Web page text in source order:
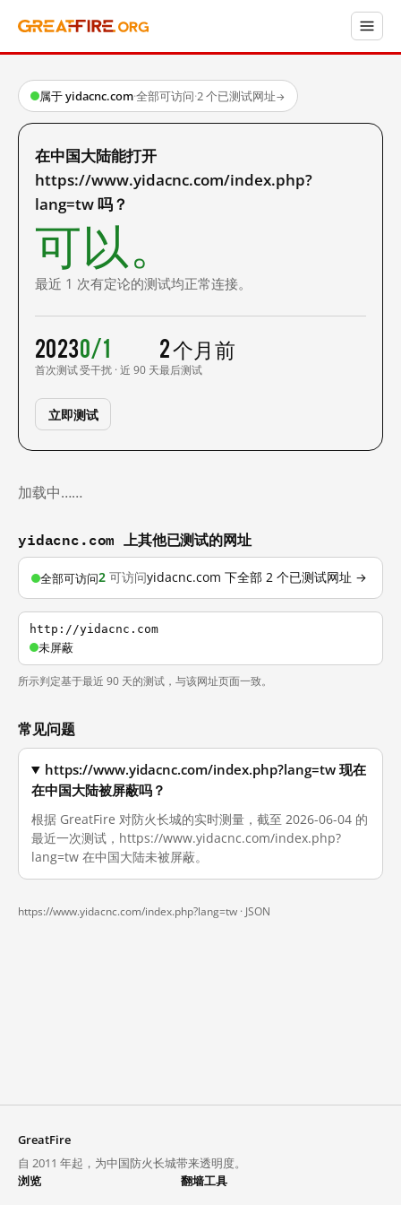
属于 yidacnc.com·全部可访问·2 个已测试网址→
在中国大陆能打开
https://www.yidacnc.com/index.php?
lang=tw 吗？
可以。
最近 1 次有定论的测试均正常连接。
2023
首次测试
0/1
受干扰 · 近 90 天
2 个月前
最后测试
立即测试
加载中……
yidacnc.com 上其他已测试的网址
全部可访问2 可访问yidacnc.com 下全部 2 个已测试网址 →
http://yidacnc.com
未屏蔽
所示判定基于最近 90 天的测试，与该网址页面一致。
常见问题
https://www.yidacnc.com/index.php?lang=tw 现在
在中国大陆被屏蔽吗？
根据 GreatFire 对防火长城的实时测量，截至 2026-06-04 的
最近一次测试，https://www.yidacnc.com/index.php?
lang=tw 在中国大陆未被屏蔽。
https://www.yidacnc.com/index.php?lang=tw · JSON
GreatFire
自 2011 年起，为中国防火长城带来透明度。
浏览
翻墙工具